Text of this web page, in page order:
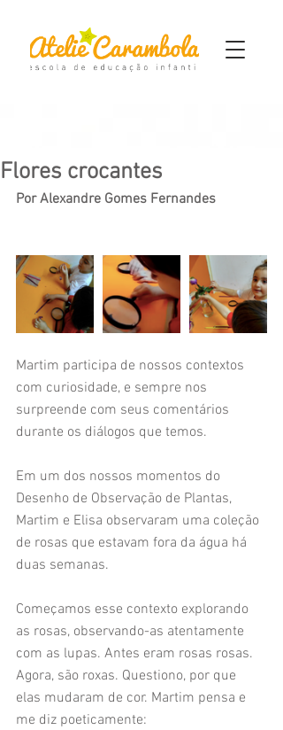
Flores crocantes
Por Alexandre Gomes Fernandes
Martim participa de nossos contextos
com curiosidade, e sempre nos
surpreende com seus comentários
durante os diálogos que temos.
Em um dos nossos momentos do
Desenho de Observação de Plantas,
Martim e Elisa observaram uma coleção
de rosas que estavam fora da água há
duas semanas.
Começamos esse contexto explorando
as rosas, observando-as atentamente
com as lupas. Antes eram rosas rosas.
Agora, são roxas. Questiono, por que
elas mudaram de cor. Martim pensa e
me diz poeticamente: